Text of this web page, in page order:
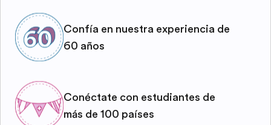
Confía en nuestra experiencia de
60 años
Conéctate con estudiantes de
más de 100 países